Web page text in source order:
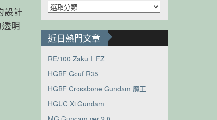
設計
明
分
類
近日熱門文章
RE/100 Zaku II FZ
HGBF Gouf R35
HGBF Crossbone Gundam 魔王
HGUC Xi Gundam